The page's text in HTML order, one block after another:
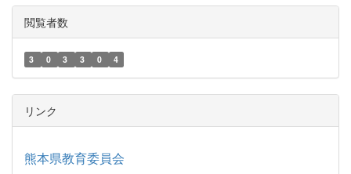
閲覧者数
3 0 3 3 0 4
リンク
熊本県教育委員会